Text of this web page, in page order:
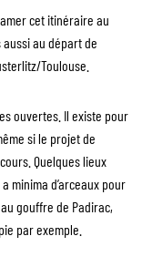
cet itinéraire au
au départ de
Toulouse.
ouvertes. Il existe pour
si le projet de
Quelques lieux
minima d’arceaux pour
gouffre de Padirac,
par exemple.